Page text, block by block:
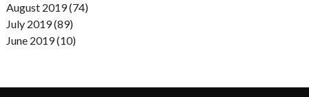
August 2019 (74)
July 2019 (89)
June 2019 (10)